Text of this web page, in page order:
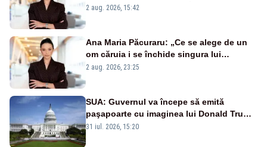
emisiunii „Miza Zilei” la Realitatea PLUS
2 aug. 2026, 15:42
Ana Maria Păcuraru: „Ce se alege de un
om căruia i se închide singura lui
portiță?”
2 aug. 2026, 23:25
SUA: Guvernul va începe să emită
paşapoarte cu imaginea lui Donald Trump
începând cu 8 august
31 iul. 2026, 15:20